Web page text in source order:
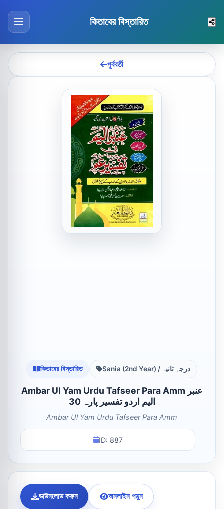
কিতাবের বিস্তারিত
পূর্ববর্তী
কিতাবের বিস্তারিত Sania (2nd Year) / درجہ ثانیہ
Ambar Ul Yam Urdu Tafseer Para Amm عنبر
الیم اردو تفسیر پارہ 30
Ambar Ul Yam Urdu Tafseer Para Amm
ID: 887
ডাউনলোড করুন অনলাইন পড়ুন